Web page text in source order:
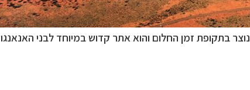
נוצר בתקופת זמן החלום והוא אתר קדוש במיוחד לבני האנאנגו